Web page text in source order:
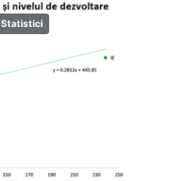
Statistici